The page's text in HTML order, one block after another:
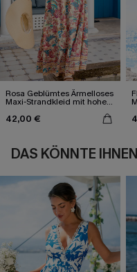
Rosa Geblümtes Ärmelloses
Maxi-Strandkleid mit hohem
42,00 €
DAS KÖNNTE